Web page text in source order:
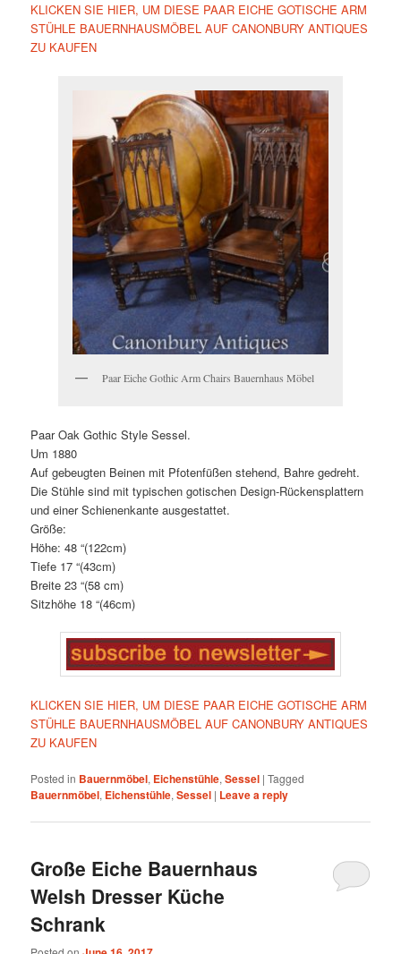
KLICKEN SIE HIER, UM DIESE PAAR EICHE GOTISCHE ARM
STÜHLE BAUERNHAUSMÖBEL AUF CANONBURY ANTIQUES
ZU KAUFEN
Paar Eiche Gothic Arm Chairs Bauernhaus Möbel
Paar Oak Gothic Style Sessel.
Um 1880
Auf gebeugten Beinen mit Pfotenfüßen stehend, Bahre gedreht.
Die Stühle sind mit typischen gotischen Design-Rückensplattern
und einer Schienenkante ausgestattet.
Größe:
Höhe: 48 “(122cm)
Tiefe 17 “(43cm)
Breite 23 “(58 cm)
Sitzhöhe 18 “(46cm)
KLICKEN SIE HIER, UM DIESE PAAR EICHE GOTISCHE ARM
STÜHLE BAUERNHAUSMÖBEL AUF CANONBURY ANTIQUES
ZU KAUFEN
Posted in Bauernmöbel, Eichenstühle,Sessel |Tagged
Bauernmöbel, Eichenstühle,Sessel | Leave a reply
Große Eiche Bauernhaus
Welsh Dresser Küche
Schrank